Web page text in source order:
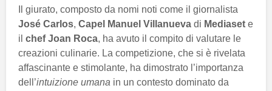
Il giurato, composto da nomi noti come il giornalista
José Carlos, Capel Manuel Villanueva di Mediaset e
il chef Joan Roca, ha avuto il compito di valutare le
creazioni culinarie. La competizione, che si è rivelata
affascinante e stimolante, ha dimostrato l’importanza
dell’intuizione umana in un contesto dominato da